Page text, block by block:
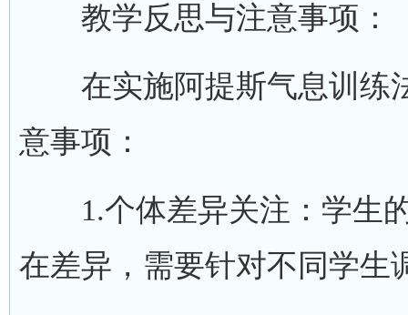
教学反思与注意事项：
在实施阿提斯气息训练
意事项：
1.个体差异关注：学生的
在差异，需要针对不同学生